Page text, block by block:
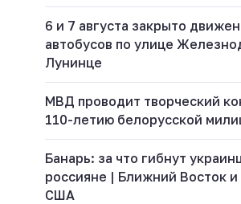
6 и 7 августа закрыто
автобусов по улице
Лунинце
МВД проводит творческий
110-летию белорусской
Банарь: за что гибнут
россияне | Ближний Восток и
США